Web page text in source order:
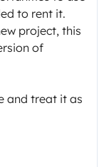
to rent it.
project, this
of
and treat it as